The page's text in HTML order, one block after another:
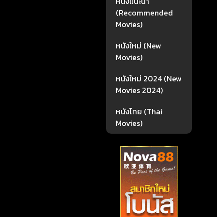
(Recommended
Movies)
หนังใหม่ (New
Movies)
หนังใหม่ 2024 (New
Movies 2024)
หนังไทย (Thai
Movies)